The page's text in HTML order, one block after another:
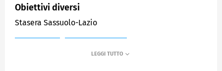
Obiettivi diversi
Stasera Sassuolo-Lazio